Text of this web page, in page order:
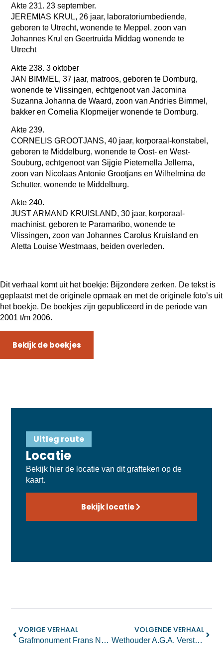
Akte 231. 23 september.
JEREMIAS KRUL, 26 jaar, laboratoriumbediende,
geboren te Utrecht, wonende te Meppel, zoon van
Johannes Krul en Geertruida Middag wonende te
Utrecht
Akte 238. 3 oktober
JAN BIMMEL, 37 jaar, matroos, geboren te Domburg,
wonende te Vlissingen, echtgenoot van Jacomina
Suzanna Johanna de Waard, zoon van Andries Bimmel,
bakker en Cornelia Klopmeijer wonende te Domburg.
Akte 239.
CORNELIS GROOTJANS, 40 jaar, korporaal-konstabel,
geboren te Middelburg, wonende te Oost- en West-
Souburg, echtgenoot van Sijgie Pieternella Jellema,
zoon van Nicolaas Antonie Grootjans en Wilhelmina de
Schutter, wonende te Middelburg.
Akte 240.
JUST ARMAND KRUISLAND, 30 jaar, korporaal-
machinist, geboren te Paramaribo, wonende te
Vlissingen, zoon van Johannes Carolus Kruisland en
Aletta Louise Westmaas, beiden overleden.
Dit verhaal komt uit het boekje: Bijzondere zerken. De tekst is
geplaatst met de originele opmaak en met de originele foto’s uit
het boekje. De boekjes zijn gepubliceerd in de periode van
2001 t/m 2006.
Bekijk de boekjes
Uitleg route
Locatie
Bekijk hier de locatie van dit grafteken op de
kaart.
Bekijk locatie
VORIGE VERHAAL
Grafmonument Frans Naerebout
VOLGENDE VERHAAL
Wethouder A.G.A. Verstegen